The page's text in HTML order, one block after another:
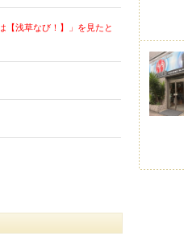
【浅草なび！】」を見たと